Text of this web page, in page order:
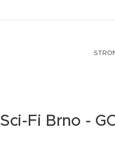
Sci-Fi Brno -